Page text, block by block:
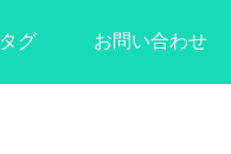
タグ お問い合わせ